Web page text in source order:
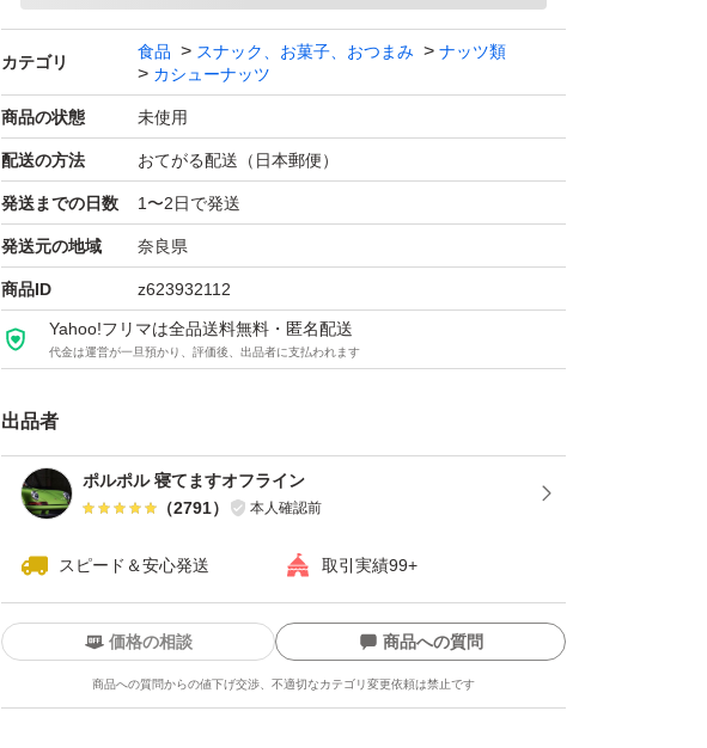
ます。
オレイン酸： 脂質の半分以上を占める一価不飽和脂肪酸です。動
脈硬化の原因となる悪玉（LDL）コレステロールを下げる効果が
あります。
その他： マグネシウムや銅なども豊富に含まれています。
摂取時の注意点と美味しい食べ方
カシューナッツは栄養価が高い反面、10粒（約15g）で86kcal
（おにぎり約1/2個分）と高カロリーです。そのため、食べ過ぎる
とカロリーオーバーによる肥満の原因になります。
取り入れ方の工夫
健康や美容のために取り入れる際は、現在の食事に「プラス」す
るのではなく、普段の間食と「置き換える」方法が推奨されま
す。つい食べ過ぎてしまうのを防ぐために、個包装の商品を選ん
カテゴリ
食品 スナック、お菓子、おつまみ
ナッツ類
カシューナッツ
商品の状態 未使用
配送の方法 おてがる配送（日本郵便）
発送までの日数 1〜2日で発送
発送元の地域 奈良県
商品ID z623932112
Yahoo!フリマは全品送料無料・匿名配送
代金は運営が一旦預かり、評価後、出品者に支払われます
出品者
ポルポル 寝てますオフライン
（2791） 本人確認前
スピード＆安心発送 取引実績99+
価格の相談 商品への質問
商品への質問からの値下げ交渉、不適切なカテゴリ変更依頼は禁止です